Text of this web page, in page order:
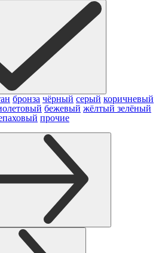
бронза чёрный серый коричневый
бежевый жёлтый зелёный
прочие